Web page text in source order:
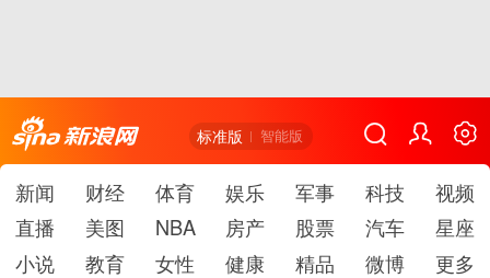
标准版 智能版
新闻 财经 体育 娱乐 军事 科技
视频
直播
美图 NBA 房产 股票 汽车
星座
小说
教育 女性 健康 精品 微博 更多